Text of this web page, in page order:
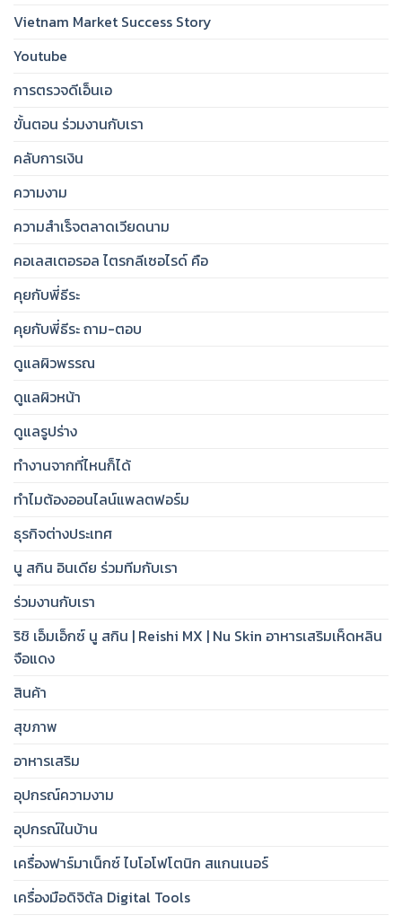
Vietnam Market Success Story
Youtube
การตรวจดีเอ็นเอ
ขั้นตอน ร่วมงานกับเรา
คลับการเงิน
ความงาม
ความสำเร็จตลาดเวียดนาม
คอเลสเตอรอล ไตรกลีเซอไรด์ คือ
คุยกับพี่ธีระ
คุยกับพี่ธีระ ถาม-ตอบ
ดูแลผิวพรรณ
ดูแลผิวหน้า
ดูแลรูปร่าง
ทำงานจากที่ไหนก็ได้
ทำไมต้องออนไลน์แพลตฟอร์ม
ธุรกิจต่างประเทศ
นู สกิน อินเดีย ร่วมทีมกับเรา
ร่วมงานกับเรา
ริชิ เอ็มเอ็กซ์ นู สกิน | Reishi MX | Nu Skin อาหารเสริมเห็ดหลิน
จือแดง
สินค้า
สุขภาพ
อาหารเสริม
อุปกรณ์ความงาม
อุปกรณ์ในบ้าน
เครื่องฟาร์มาเน็กซ์ ไบโอโฟโตนิก สแกนเนอร์
เครื่องมือดิจิตัล Digital Tools